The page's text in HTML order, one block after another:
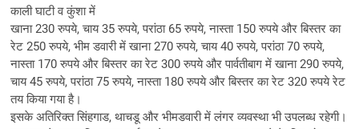
काली घाटी व कुंशा में
खाना 230 रुपये, चाय 35 रुपये, परांठा 65 रुपये, नास्ता 150 रुपये और बिस्तर का
रेट 250 रुपये, भीम डवारी में खाना 270 रुपये, चाय 40 रुपये, परांठा 70 रुपये,
नास्ता 170 रुपये और बिस्तर का रेट 300 रुपये और पार्वतीबाग में खाना 290 रुपये,
चाय 45 रुपये, परांठा 75 रुपये, नास्ता 180 रुपये और बिस्तर का रेट 320 रुपये रेट
तय किया गया है।
इसके अतिरिक्त सिंहगाड, थाचडू और भीमडवारी में लंगर व्यवस्था भी उपलब्ध रहेगी।